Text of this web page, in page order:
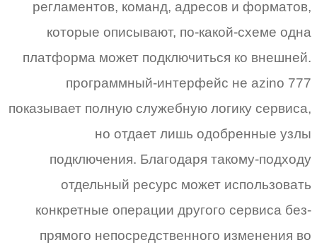
регламентов, команд, адресов и форматов,
которые описывают, по-какой-схеме одна
платформа может подключиться ко внешней.
программный-интерфейс не azino 777
показывает полную служебную логику сервиса,
но отдает лишь одобренные узлы
подключения. Благодаря такому-подходу
отдельный ресурс может использовать
конкретные операции другого сервиса без-
прямого непосредственного изменения во